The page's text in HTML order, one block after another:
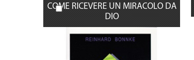
COME RICEVERE UN MIRACOLO DA
DIO